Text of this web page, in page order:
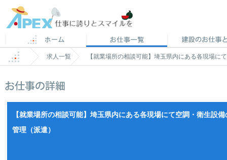
求人一覧 【就業場所の相談可能】埼玉県内にある各現場
【就業場所の相談可能】埼玉県内にある各現場にて空調・衛生設
管理（派遣）